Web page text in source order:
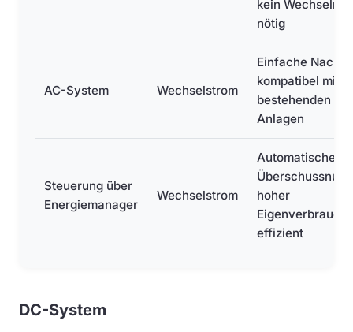
kein
nötig
AC-System Wechselstrom
Einfache
kompatibel mit
bestehenden
Anlagen
Steuerung über
Energiemanager
Wechselstrom
Automatische
hoher
effizient
DC-System